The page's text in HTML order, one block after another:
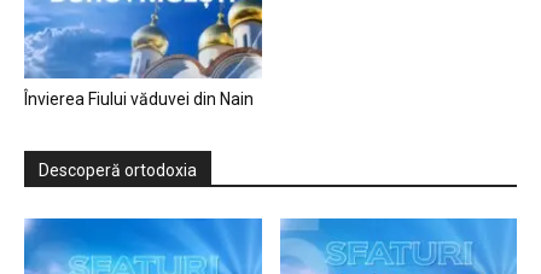
Învierea Fiului văduvei din Nain
Descoperă ortodoxia